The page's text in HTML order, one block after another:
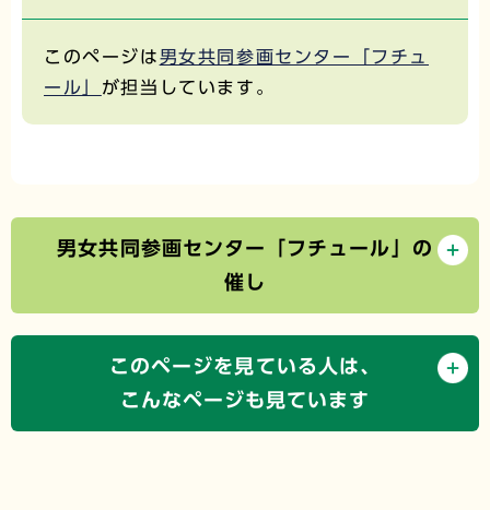
このページは男女共同参画センター「フチュ
ール」 が担当しています。
男女共同参画センター「フチュール」の
催し
このページを見ている人は、
こんなページも見ています